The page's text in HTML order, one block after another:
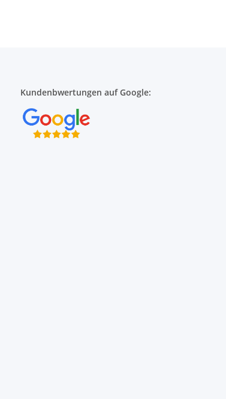
Kundenbwertungen auf Google: